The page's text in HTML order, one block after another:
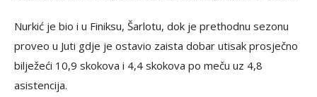
Nurkić je bio i u Finiksu, Šarlotu, dok je prethodnu sezonu
proveo u Juti gdje je ostavio zaista dobar utisak prosječno
bilježeći 10,9 skokova i 4,4 skokova po meču uz 4,8
asistencija.